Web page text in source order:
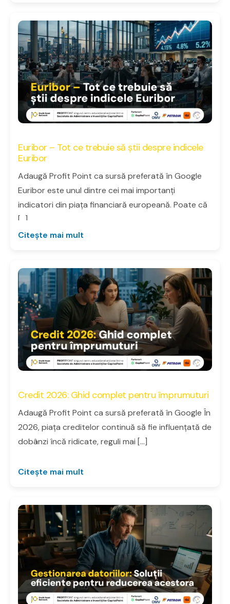
Euribor – Tot ce trebuie să știi despre indicele
Euribor
Adaugă Profit Point ca sursă preferată în Google
Euribor este unul dintre cei mai importanți
indicatori din piața financiară europeană. Poate că
[…]
Citește mai mult
Credit 2026: Ghid complet pentru împrumuturi
Adaugă Profit Point ca sursă preferată în Google În
2026, piața creditelor continuă să fie influențată de
dobânzi încă ridicate, reguli mai […]
Citește mai mult